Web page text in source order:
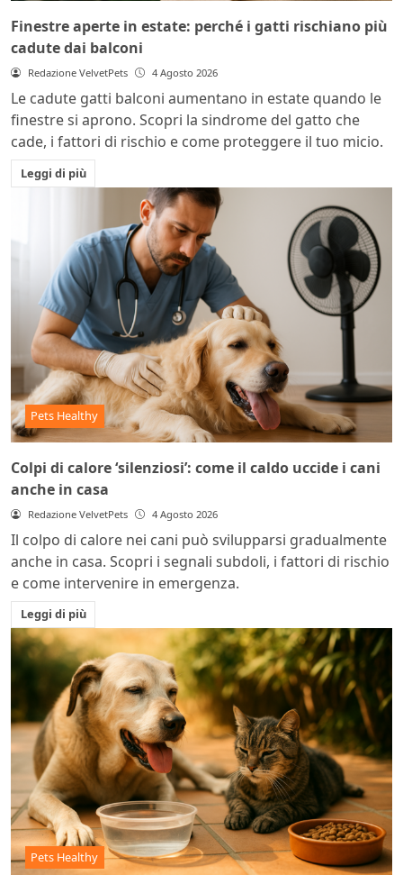
Finestre aperte in estate: perché i gatti rischiano più
cadute dai balconi
Redazione VelvetPets 4 Agosto 2026
Le cadute gatti balconi aumentano in estate quando le
finestre si aprono. Scopri la sindrome del gatto che
cade, i fattori di rischio e come proteggere il tuo micio.
Leggi di più
Pets Healthy
Colpi di calore ‘silenziosi’: come il caldo uccide i cani
anche in casa
Redazione VelvetPets 4 Agosto 2026
Il colpo di calore nei cani può svilupparsi gradualmente
anche in casa. Scopri i segnali subdoli, i fattori di rischio
e come intervenire in emergenza.
Leggi di più
Pets Healthy